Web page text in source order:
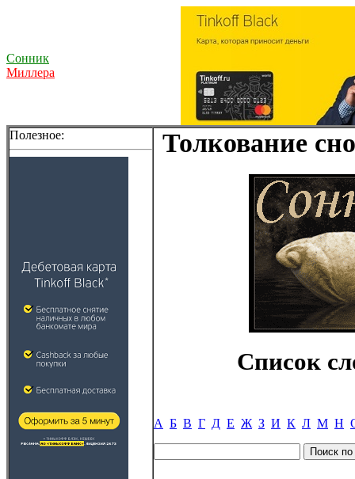
Сонник
Миллера
Полезное: Толкование
Список
А Б В Г Д Е Ж З И К Л М Н